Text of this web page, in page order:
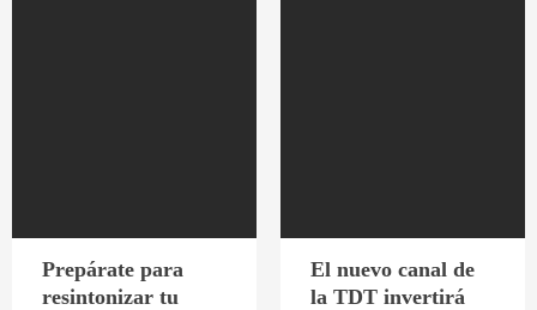
Prepárate para
resintonizar tu
El nuevo canal de
la TDT invertirá